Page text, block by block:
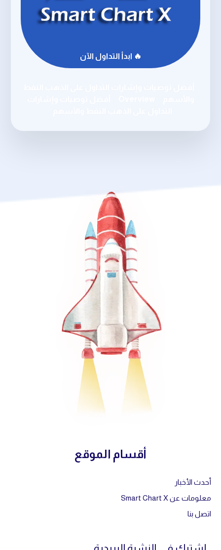
🔥 ابدأ التداول الآن
أقسام الموقع
أحدث الأخبار
معلومات عن Smart Chart X
اتصل بنا